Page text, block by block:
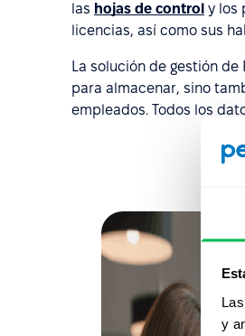
y
las hojas de control y los
licencias, así como sus
La solución de gestión
para almacenar, sino
empleados. Todos los